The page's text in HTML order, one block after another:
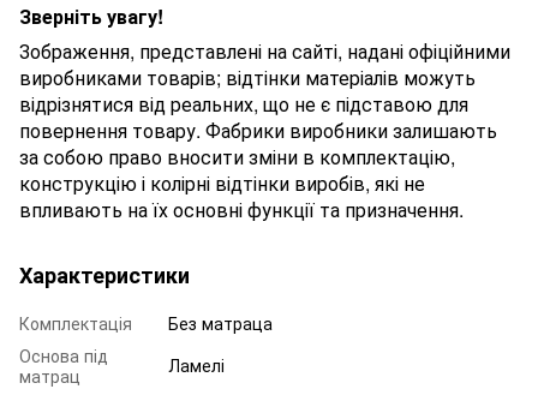
Зверніть увагу!
Зображення, представлені на сайті, надані офіційними
виробниками товарів; відтінки матеріалів можуть
відрізнятися від реальних, що не є підставою для
повернення товару. Фабрики виробники залишають
за собою право вносити зміни в комплектацію,
конструкцію і колірні відтінки виробів, які не
впливають на їх основні функції та призначення.
Характеристики
Комплектація
Без матраца
Основа під
матрац
Ламелі